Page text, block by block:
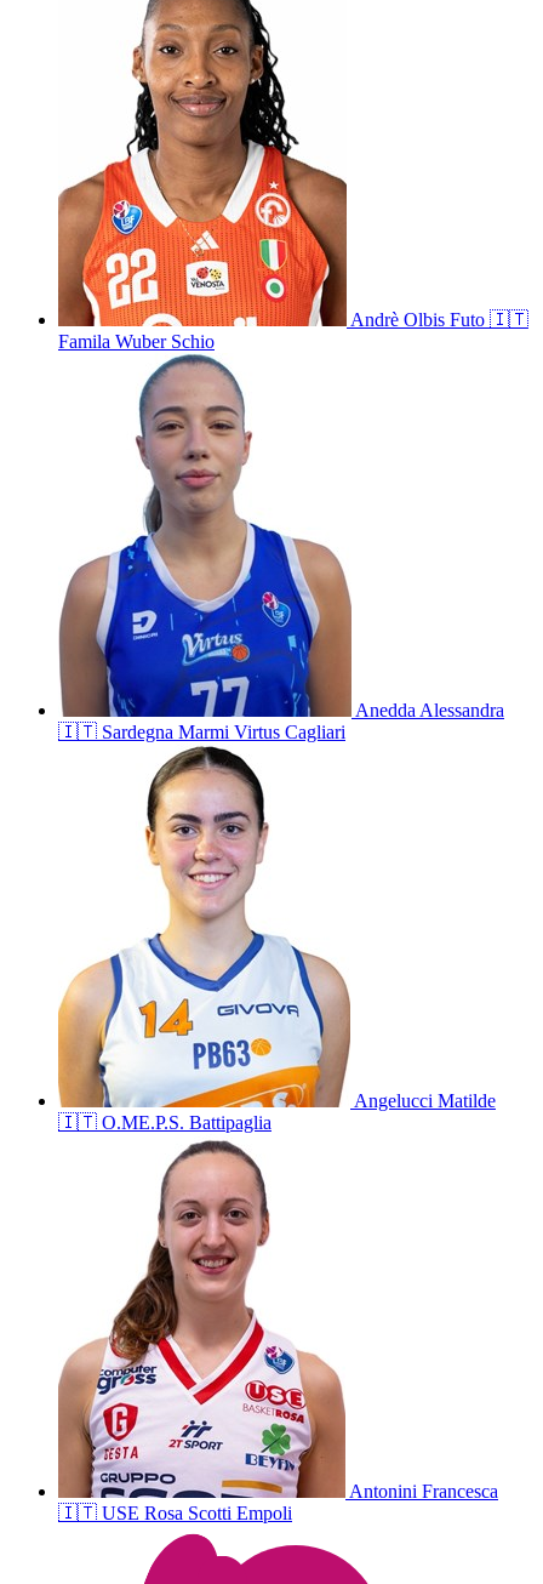
Andrè Olbis Futo 🇮🇹
Famila Wuber Schio
AneddaAlessandra
🇮🇹 Sardegna Marmi Virtus Cagliari
Angelucci Matilde
🇮🇹 O.ME.P.S. Battipaglia
Antonini Francesca
🇮🇹 USE Rosa Scotti Empoli